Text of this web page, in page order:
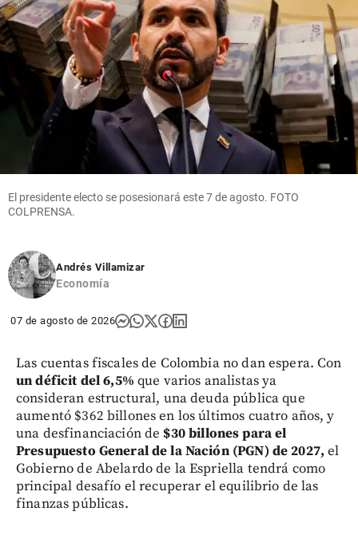
El presidente electo se posesionará este 7 de agosto. FOTO
COLPRENSA.
Andrés Villamizar
Economía
07 de agosto de 2026
Las cuentas fiscales de Colombia no dan espera. Con
un déficit del 6,5% que varios analistas ya
consideran estructural, una deuda pública que
aumentó $362 billones en los últimos cuatro años, y
una desfinanciación de $30 billones para el
Presupuesto General de la Nación (PGN) de 2027, el
Gobierno de Abelardo de la Espriella tendrá como
principal desafío el recuperar el equilibrio de las
finanzas públicas.